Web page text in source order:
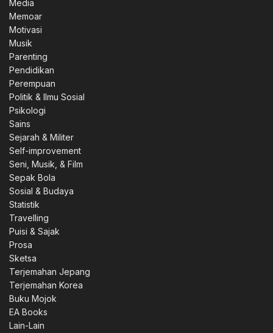
Media
Memoar
Motivasi
Musik
Parenting
Pendidikan
Perempuan
Politik & Ilmu Sosial
Psikologi
Sains
Sejarah & Militer
Self-improvement
Seni, Musik, & Film
Sepak Bola
Sosial & Budaya
Statistik
Travelling
Puisi & Sajak
Prosa
Sketsa
Terjemahan Jepang
Terjemahan Korea
Buku Mojok
EA Books
Lain-Lain